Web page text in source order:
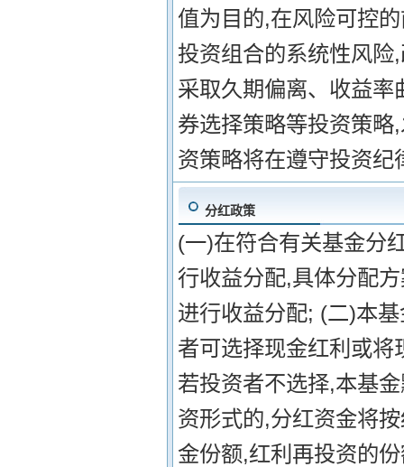
值为目的,在风险可控
投资组合的系统性风
采取久期偏离、收益
券选择策略等投资策
资策略将在遵守投资
分红政策
(一)在符合有关基金分
行收益分配,具体分配
进行收益分配; (二)本
者可选择现金红利或
若投资者不选择,本基
资形式的,分红资金将
金份额,红利再投资的